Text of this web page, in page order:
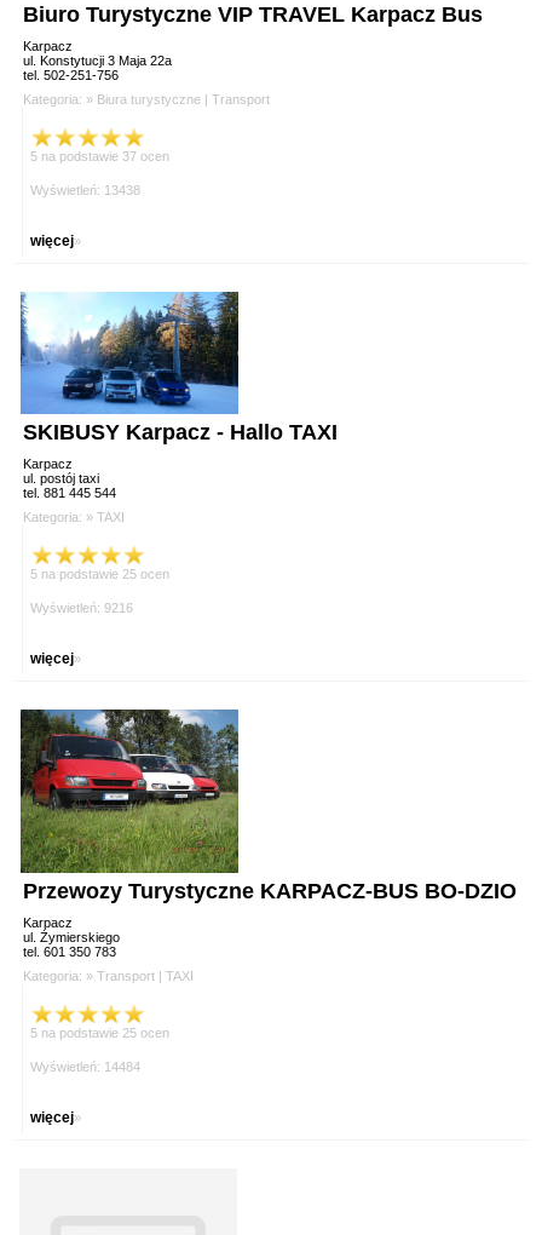
Biuro Turystyczne VIP TRAVEL Karpacz Bus
Karpacz
ul. Konstytucji 3 Maja 22a
tel. 502-251-756
Kategoria: » Biura turystyczne | Transport
5 na podstawie 37 ocen
Wyświetleń: 13438
więcej»
SKIBUSY Karpacz - Hallo TAXI
Karpacz
ul. postój taxi
tel. 881 445 544
Kategoria: » TAXI
5 na podstawie 25 ocen
Wyświetleń: 9216
więcej»
Przewozy Turystyczne KARPACZ-BUS BO-DZIO
Karpacz
ul. Żymierskiego
tel. 601 350 783
Kategoria: » Transport | TAXI
5 na podstawie 25 ocen
Wyświetleń: 14484
więcej»